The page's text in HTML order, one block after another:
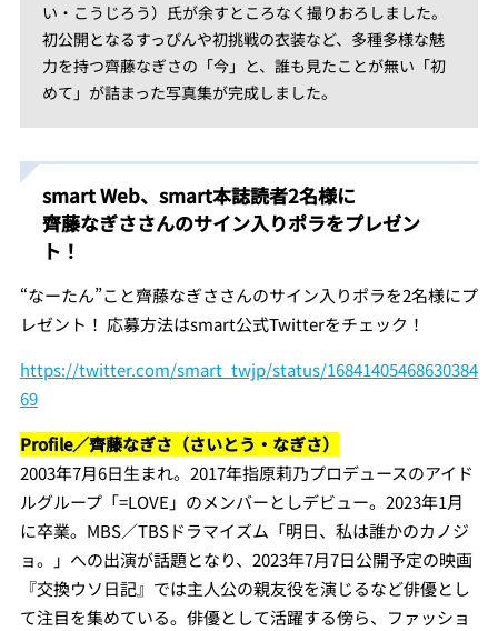
い・こうじろう）氏が余すところなく撮りおろしました。
初公開となるすっぴんや初挑戦の衣装など、多種多様な魅
力を持つ齊藤なぎさの「今」と、誰も見たことが無い「初
めて」が詰まった写真集が完成しました。
smart Web、smart本誌読者2名様に
齊藤なぎささんのサイン入りポラをプレゼン
ト！
“なーたん”こと齊藤なぎささんのサイン入りポラを2名様にプ
レゼント！ 応募方法はsmart公式Twitterをチェック！
https://twitter.com/smart_twjp/status/16841405468630384
69
Profile／齊藤なぎさ（さいとう・なぎさ）
2003年7月6日生まれ。 2017年指原莉乃プロデュースのアイド
ルグループ「=LOVE」のメンバーとしデビュー。2023年1月
に卒業。 MBS／TBSドラマイズム「明日、私は誰かのカノジ
ョ。」への出演が話題となり、2023年7月7日公開予定の映画
『交換ウソ日記』では主人公の親友役を演じるなど俳優とし
て注目を集めている。俳優として活躍する傍ら、ファッショ